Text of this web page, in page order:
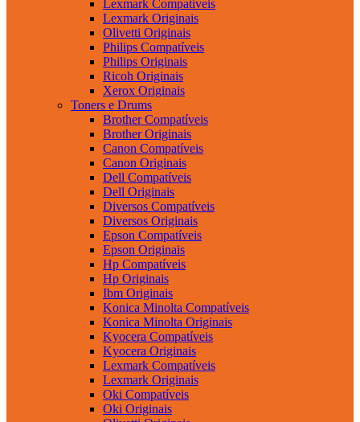
Lexmark Compatíveis
Lexmark Originais
Olivetti Originais
Philips Compatíveis
Philips Originais
Ricoh Originais
Xerox Originais
Toners e Drums
Brother Compatíveis
Brother Originais
Canon Compatíveis
Canon Originais
Dell Compatíveis
Dell Originais
Diversos Compatíveis
Diversos Originais
Epson Compatíveis
Epson Originais
Hp Compatíveis
Hp Originais
Ibm Originais
Konica Minolta Compatíveis
Konica Minolta Originais
Kyocera Compatíveis
Kyocera Originais
Lexmark Compatíveis
Lexmark Originais
Oki Compatíveis
Oki Originais